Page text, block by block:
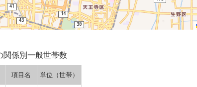
関係別一般世帯数
項目名 単位（世帯）